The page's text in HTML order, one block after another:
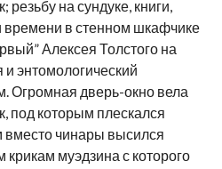
на сундуке, книги,
в стенном шкафчике
Алексея Толстого на
энтомологический
Огромная дверь-окно вела
под которым плескался
вместо чинары высился
крикам муэдзина с которого